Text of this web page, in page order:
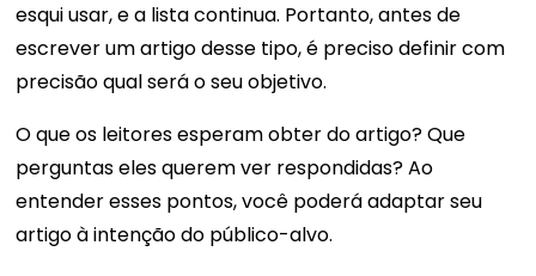
esqui usar, e a lista continua. Portanto, antes de
escrever um artigo desse tipo, é preciso definir com
precisão qual será o seu objetivo.
O que os leitores esperam obter do artigo? Que
perguntas eles querem ver respondidas? Ao
entender esses pontos, você poderá adaptar seu
artigo à intenção do público-alvo.